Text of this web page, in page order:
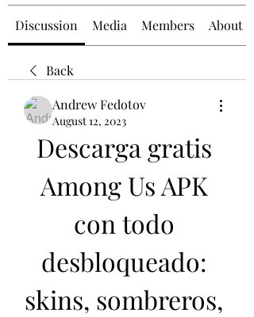
Discussion Media Members About
Back
Andrew Fedotov
August 12, 2023
Descarga gratis
Among Us APK
con todo
desbloqueado:
skins, sombreros,